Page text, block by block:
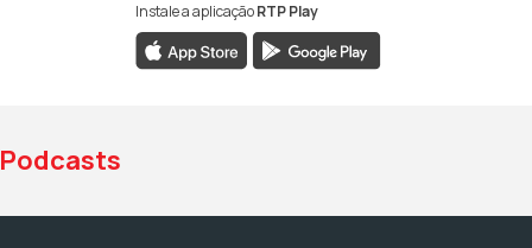
da RTP Antena 1
da RTP Antena 1
YouTube da RTP Antena 1
Instale a aplicaçãoRTP Play
Podcasts